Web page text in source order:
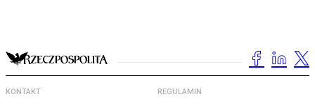
KONTAKT REGULAMIN